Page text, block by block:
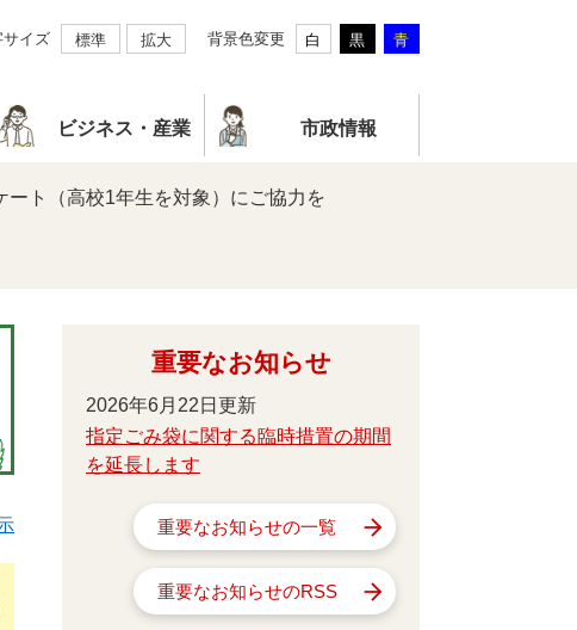
サイズ 標準 拡大 背景色変更 白 黒 青
ビジネス・産業 市政情報
ート（高校1年生を対象）にご協力を
重要なお知らせ
2026年6月22日更新
指定ごみ袋に関する臨時措置の期間
を延長します
重要なお知らせの一覧
重要なお知らせのRSS